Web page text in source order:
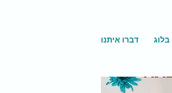
בלוג דברו איתנו